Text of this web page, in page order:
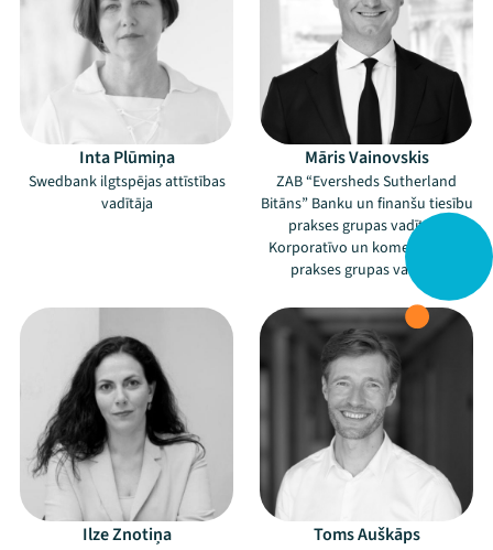
Inta Plūmiņa
Swedbank ilgtspējas attīstības
vadītāja
Māris Vainovskis
ZAB “Eversheds Sutherland
Bitāns” Banku un finanšu tiesību
prakses grupas vadītājs,
Korporatīvo un komerctiesību
prakses grupas vadītājs
Ilze Znotiņa Toms Auškāps